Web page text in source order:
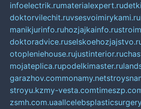
infoelectrik.rumaterialexpert.ru
doktorvilechit.ruvsesvoimirykami.ru
manikjurinfo.ruhozjajkainfo.ru
doktoradvice.ru
otopleniehouse.rujustinterior.ru
mojateplica.rupodelkimaster.ru
garazhov.commonamy.net
stroyu.kzmy-vesta.com
zsmh.com.ua